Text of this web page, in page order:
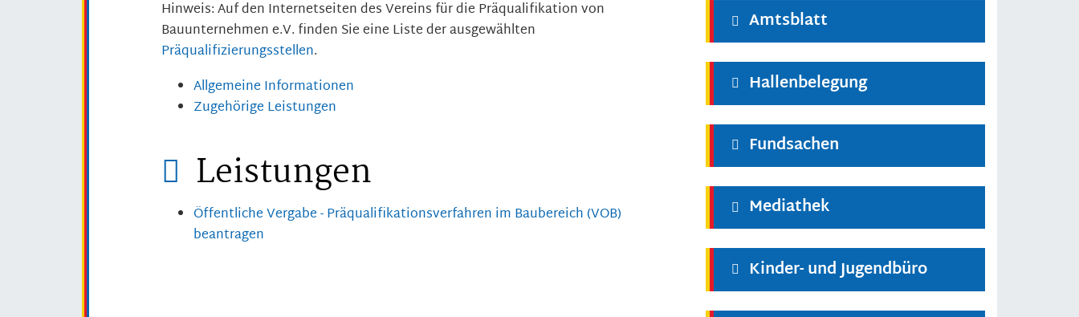
Hinweis: Auf den Internetseiten desVereins für die Präqualifikation von
Bauunternehmen e.V. finden Sie eine Liste der ausgewählten
Präqualifizierungsstellen.
Allgemeine Informationen
Zugehörige Leistungen
Leistungen
Öffentliche Vergabe - Präqualifikationsverfahren im Baubereich (VOB)
beantragen
Amtsblatt
Hallenbelegung
Fundsachen
Mediathek
Kinder- und Jugendbüro